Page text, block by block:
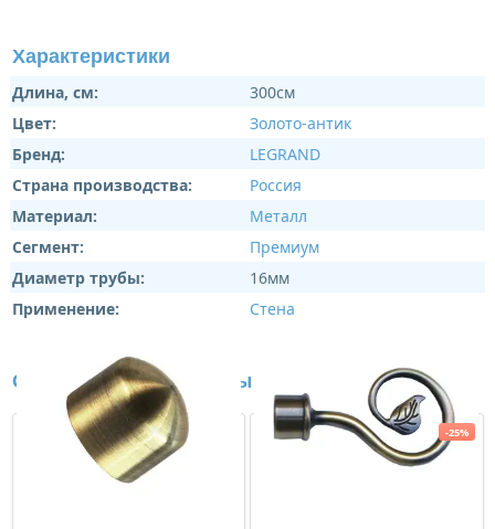
Характеристики
Длина, см:
300см
Цвет:
Золото-антик
Бренд:
LEGRAND
Страна производства:
Россия
Материал:
Металл
Сегмент:
Премиум
Диаметр трубы:
16мм
Применение:
Стена
Сопутствующие товары
-25%